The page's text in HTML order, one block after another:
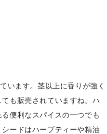
います。茎以上に香りが強く
も販売されていますね。ハ
便利なスパイスの一つでも
ードはハーブティーや精油